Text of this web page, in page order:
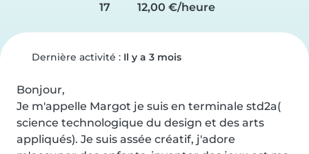
17
12,00 €/heure
Dernière activité : Il y a 3 mois
Bonjour,
Je m'appelle Margot je suis en terminale std2a(
science technologique du design et des arts
appliqués). Je suis assée créatif, j'adore